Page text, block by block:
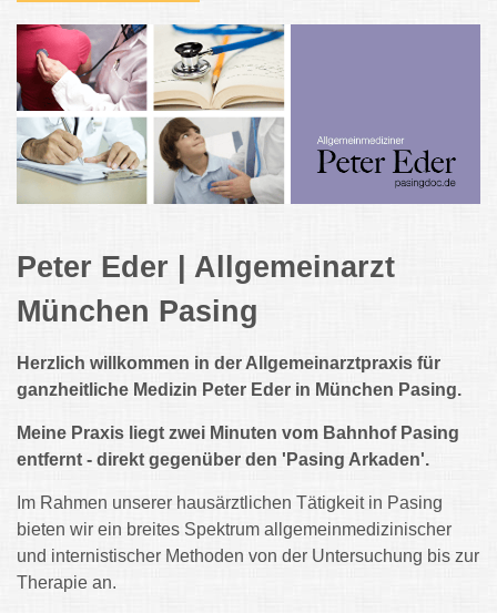
Peter Eder | Allgemeinarzt
München Pasing
Herzlich willkommen in der Allgemeinarztpraxis für
ganzheitliche Medizin Peter Eder in München Pasing.
Meine Praxis liegt zwei Minuten vom Bahnhof Pasing
entfernt - direkt gegenüber den 'Pasing Arkaden'.
Im Rahmen unserer hausärztlichen Tätigkeit in Pasing
bieten wir ein breites Spektrum allgemeinmedizinischer
und internistischer Methoden von der Untersuchung bis zur
Therapie an.